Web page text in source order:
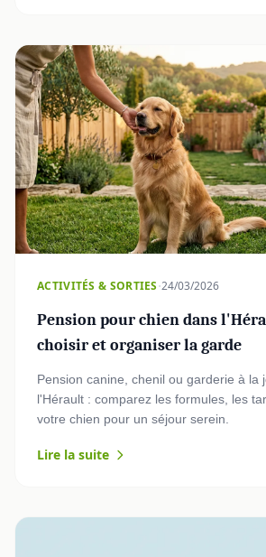
ACTIVITÉS & SORTIES·24/03/2026
Pension pour chien dans
choisir et organiser la garde
Pension canine, chenil ou garderie à la
l'Hérault : comparez les formules, les
votre chien pour un séjour serein.
Lire la suite